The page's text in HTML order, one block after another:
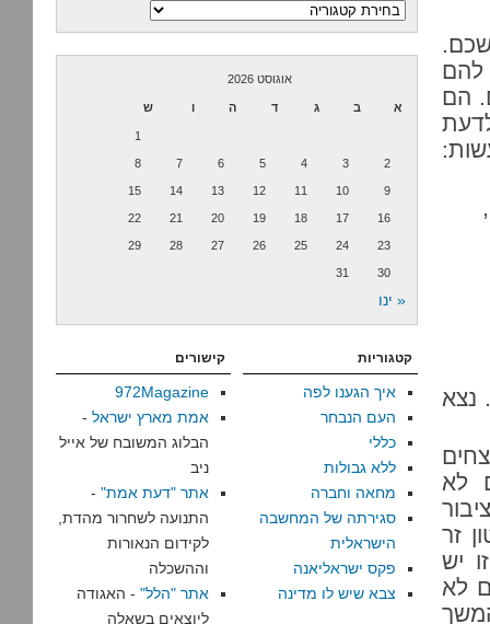
להם
הם
נצא
לא
זר
יש
לא
קטגוריות
אוגוסט 2026
א ב ג ד ה ו ש
1
2
3
4
5
6
7
8
9
10
11
12
13
14
15
16
17
18
19
20
21
22
23
24
25
26
27
28
29
30
31
« ינו
קטגוריות
איך הגענו לפה
העם הנבחר
כללי
ללא גבולות
מחאה וחברה
סגירתה של המחשבה
הישראלית
פקס ישראליאנה
צבא שיש לו מדינה
קישורים
972Magazine
אמת מארץ ישראל -
הבלוג המשובח של אייל
ניב
אתר "דעת אמת" -
התנועה לשחרור מהדת,
לקידום הנאורות
וההשכלה
אתר "הלל" - האגודה
ליוצאים בשאלה